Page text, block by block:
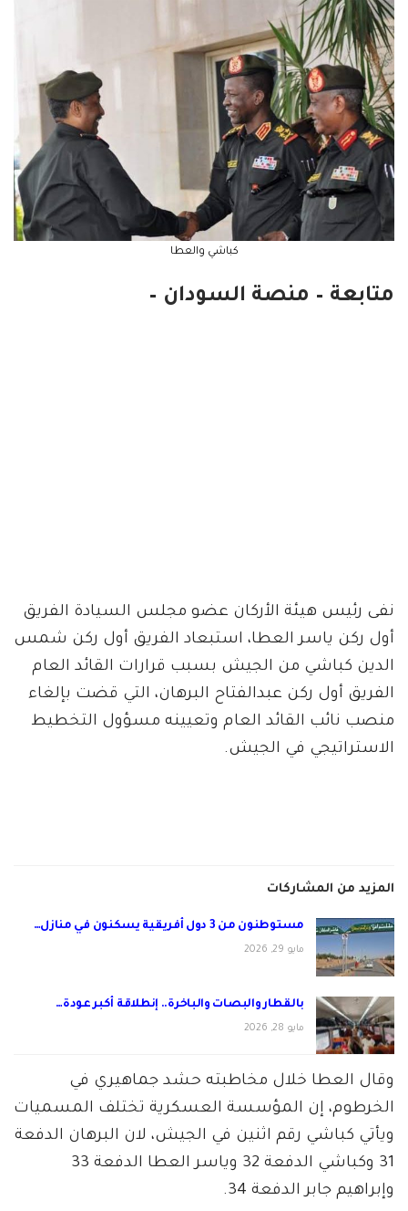
كباشي والعطا
متابعة – منصة السودان –
نفى رئيس هيئة الأركان عضو مجلس السيادة الفريق
أول ركن ياسر العطا، استبعاد الفريق أول ركن شمس
الدين كباشي من الجيش بسبب قرارات القائد العام
الفريق أول ركن عبدالفتاح البرهان، التي قضت بإلغاء
منصب نائب القائد العام وتعيينه مسؤول التخطيط
الاستراتيجي في الجيش.
المزيد من المشاركات
مستوطنون من 3 دول أفريقية يسكنون في منازل…
مايو 29, 2026
بالقطار والبصات والباخرة.. إنطلاقة أكبر عودة…
مايو 28, 2026
وقال العطا خلال مخاطبته حشد جماهيري في
الخرطوم، إن المؤسسة العسكرية تختلف المسميات
ويأتي كباشي رقم اثنين في الجيش، لان البرهان الدفعة
31 وكباشي الدفعة 32 وياسر العطا الدفعة 33
وإبراهيم جابر الدفعة 34.